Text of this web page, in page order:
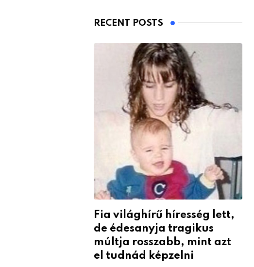
RECENT POSTS
Fia világhírű híresség lett,
de édesanyja tragikus
múltja rosszabb, mint azt
el tudnád képzelni